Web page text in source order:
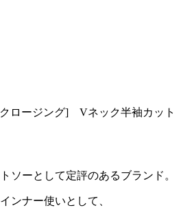
クロージング] Vネック半袖カット
ソーとして定評のあるブランド。
ンナー使いとして、